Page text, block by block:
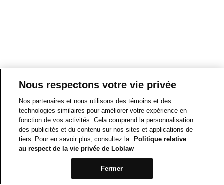
Nous respectons votre vie privée
Nos partenaires et nous utilisons des témoins et des
technologies similaires pour améliorer votre expérience en
fonction de vos activités. Cela comprend la personnalisation
des publicités et du contenu sur nos sites et applications de
tiers. Pour en savoir plus, consultez la
Politique relative
au respect de la vie privée de Loblaw
Fermer